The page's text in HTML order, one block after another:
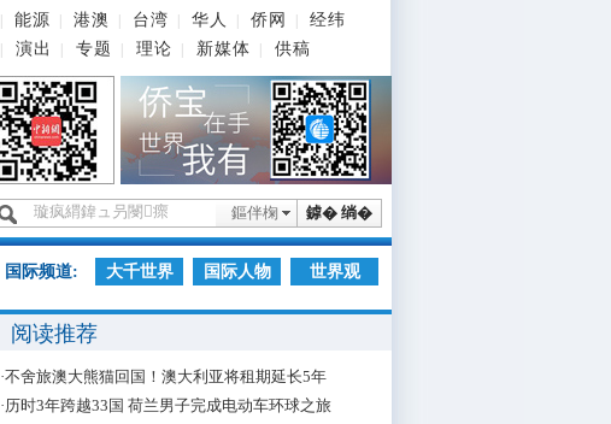
能源 港澳 台湾 华人 侨网
经纬
演出 专题 理论 新媒体 供稿
鎼� 绱�
鏂伴椈
国际频道: 大千世界 国际人物 世界观
阅读推荐
·不舍旅澳大熊猫回国！澳大利亚将租期延长5年
·历时3年跨越33国 荷兰男子完成电动车环球之旅